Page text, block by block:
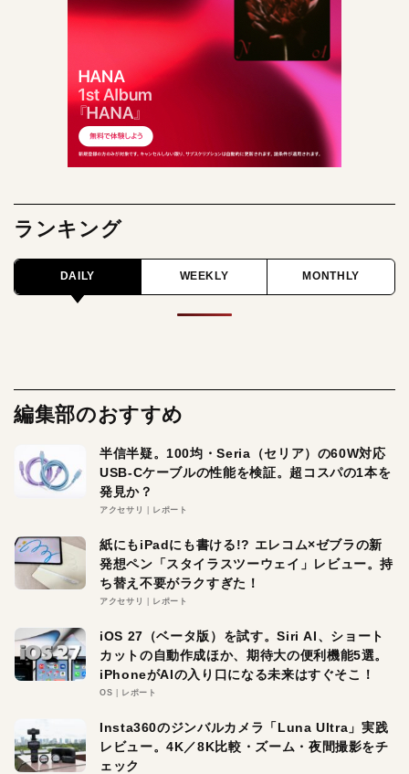
ランキング
DAILY WEEKLY MONTHLY
編集部のおすすめ
半信半疑。100均・Seria（セリア）の60W対応
USB-Cケーブルの性能を検証。超コスパの1本を
発見か？
アクセサリ レポート
紙にもiPadにも書ける!? エレコム×ゼブラの新
発想ペン「スタイラスツーウェイ」レビュー。持
ち替え不要がラクすぎた！
アクセサリ レポート
iOS 27（ベータ版）を試す。Siri AI、ショート
カットの自動作成ほか、期待大の便利機能5選。
iPhoneがAIの入り口になる未来はすぐそこ！
OS レポート
Insta360のジンバルカメラ「Luna Ultra」実践
レビュー。4K／8K比較・ズーム・夜間撮影をチ
ェック